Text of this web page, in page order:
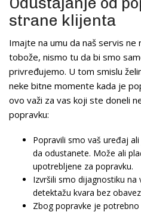
strane klijenta
Imajte na umu da naš servis
tobože, nismo tu da bi smo
privređujemo. U tom smislu
neke bitne momente kada je
ovo važi za vas koji ste doneli
popravku:
Popravili smo vaš uređaj
da odustanete. Može ali
upotrebljene za popravku.
Izvršili smo dijagnostiku na
detektažu kvara bez
Zbog popravke je